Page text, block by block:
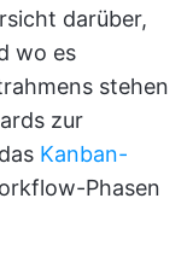
darüber,
wo es
stehen
zur
Kanban-
Phasen